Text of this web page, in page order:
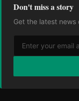
Don't miss a story
Get the latest